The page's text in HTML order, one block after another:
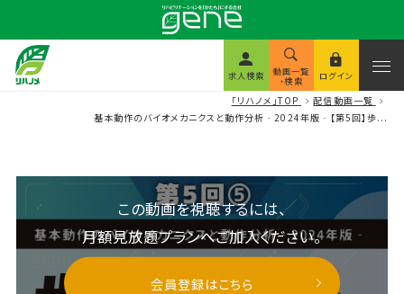
求人検索 動画一覧
・検索 ログイン
「リハノメ」TOP
配信動画一覧
基本動作のバイオメカニクスと動作分析‐2024年版‐【第5回】歩...
この動画を視聴するには、
月額見放題プランへご加入ください。
会員登録はこちら